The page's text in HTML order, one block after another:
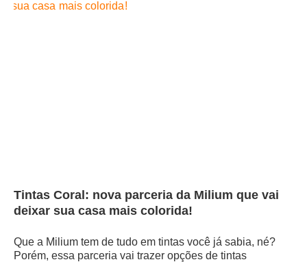
Tintas Coral: nova parceria da Milium que vai
deixar sua casa mais colorida!
Que a Milium tem de tudo em tintas você já sabia, né?
Porém, essa parceria vai trazer opções de tintas